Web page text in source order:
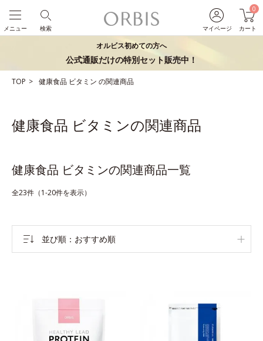
マイページ
0
カート
検索
メニュー
オルビス初めての方へ
公式通販だけの特別セット販売中！
TOP 健康食品 ビタミン の関連商品
健康食品 ビタミンの関連商品
健康食品 ビタミンの関連商品一覧
全23件（1-20件を表示）
並び順 おすすめ順